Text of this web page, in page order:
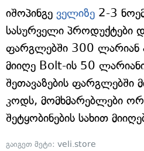
იშოპინგე ველიზე 2-3
სასურველი პროდუქტები
ფარგლებში 300 ლარიან
მიიღე Bolt-ის 50
შეთავაზების ფარგლებში
კოდს, მომხმარებლები
შეტყობინების სახით
გაიგეთ მეტი: veli.store